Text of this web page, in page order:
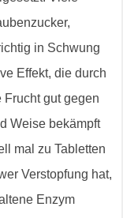
in Schwung
Effekt, die durch
gut gegen
Weise bekämpft
mal zu Tabletten
Verstopfung hat,
Enzym